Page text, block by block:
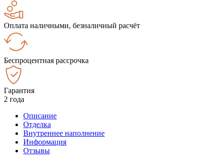
Оплата наличными, безналичный расчёт
Беспроцентная рассрочка
Гарантия
2 года
Описание
Отделка
Внутреннее наполнение
Информация
Отзывы